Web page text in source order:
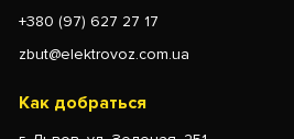
+380 (97) 627 27 17
zbut@elektrovoz.com.ua
Как добраться